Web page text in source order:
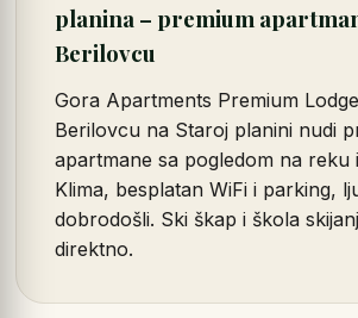
planina – premium
Berilovcu
Gora Apartments Premium
Berilovcu na Staroj planini nudi
apartmane sa pogledom na reku
Klima, besplatan WiFi i parking,
dobrodošli. Ski škap i škola
direktno.